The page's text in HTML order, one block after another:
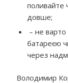
поливайте
довше;
– не
батареєю
через
Володимир